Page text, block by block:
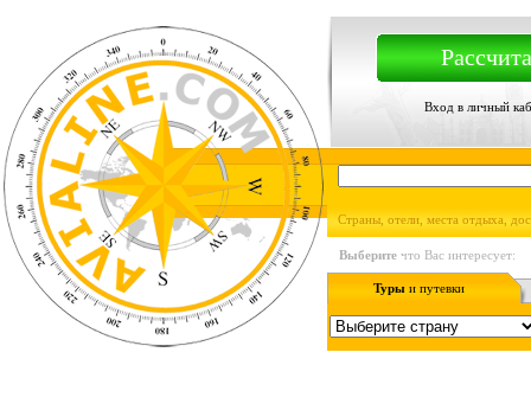
Вход в личный
Страны, отели, места отдыха,
Выберите что Вас интересует:
Туры и путевки